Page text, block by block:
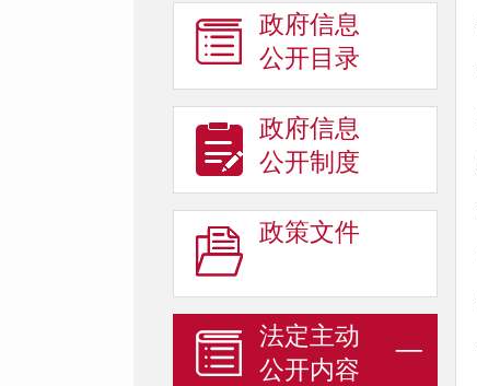
政府信息
公开目录
政府信息
公开制度
政策文件
法定主动
公开内容